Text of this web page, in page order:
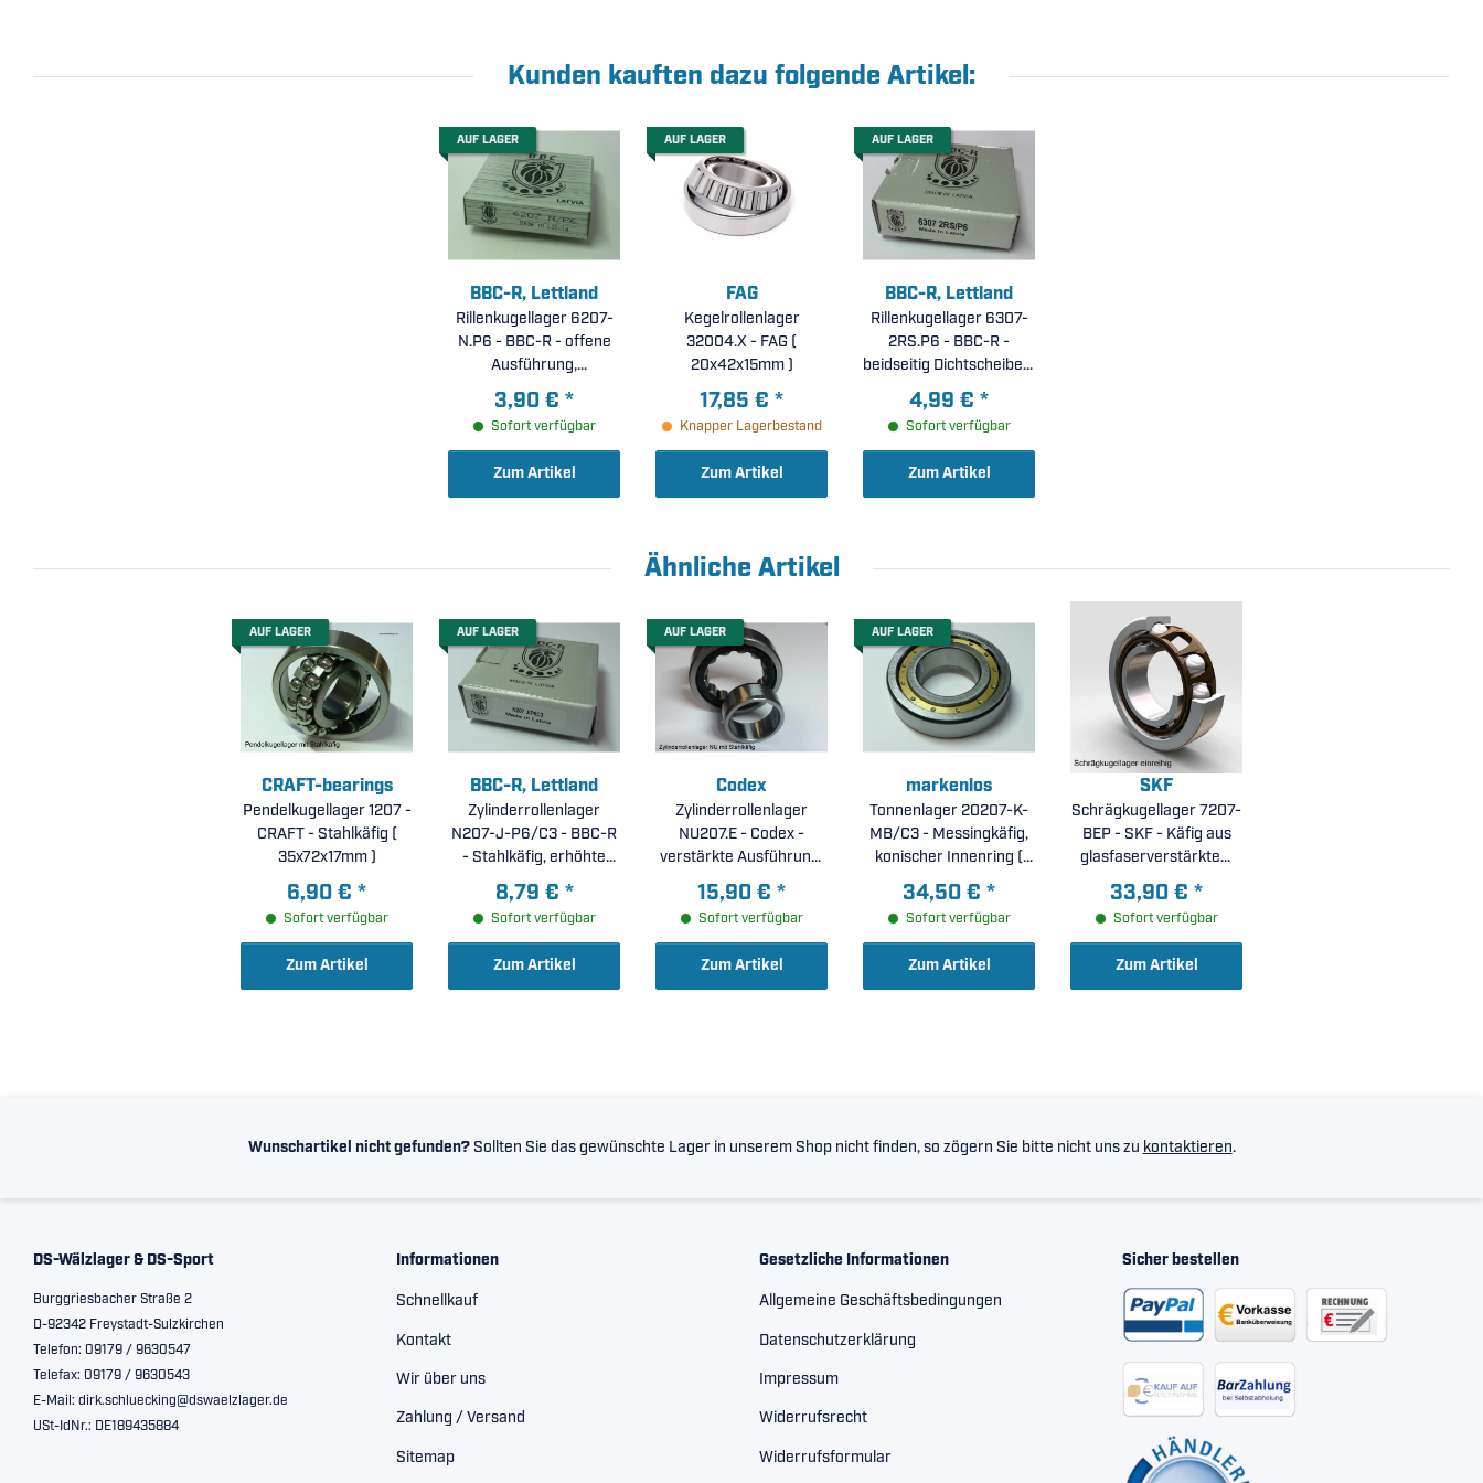
Kunden kauften dazu folgende Artikel:
AUF LAGER
BBC-R, Lettland
Rillenkugellager 6207-
N.P6 - BBC-R - offene
Ausführung,
umlaufende Ringnut im
Außenring, erhöhte
Laufgenauigkeit P6 (
35x72x17mm )
3,90 € *
Sofort verfügbar
Zum Artikel
AUF LAGER
FAG
Kegelrollenlager
32004.X - FAG (
20x42x15mm )
17,85 € *
Knapper Lagerbestand
Zum Artikel
AUF LAGER
BBC-R, Lettland
Rillenkugellager 6307-
2RS.P6 - BBC-R -
beidseitig Dichtscheiben,
erhöhte
Laufgenauigkeit P6 (
35x80x21mm )
4,99 € *
Sofort verfügbar
Zum Artikel
Ähnliche Artikel
AUF LAGER
CRAFT-bearings
Pendelkugellager 1207 -
CRAFT - Stahlkäfig (
35x72x17mm )
6,90 € *
Sofort verfügbar
Zum Artikel
AUF LAGER
BBC-R, Lettland
Zylinderrollenlager
N207-J-P6/C3 - BBC-R
- Stahlkäfig, erhöhte
Laufgenauigkeit P6,
erhöhte radiale
Lagerluft C3 (
35x72x17mm )
8,79 € *
Sofort verfügbar
Zum Artikel
AUF LAGER
Codex
Zylinderrollenlager
NU207.E - Codex -
verstärkte Ausführung,
Stahlkäfig ( 35x72x17mm
)
15,90 € *
Sofort verfügbar
Zum Artikel
AUF LAGER
markenlos
Tonnenlager 20207-K-
MB/C3 - Messingkäfig,
konischer Innenring (
35x72x17mm )
34,50 € *
Sofort verfügbar
Zum Artikel
SKF
Schrägkugellager 7207-
BEP - SKF - Käfig aus
glasfaserverstärktem
Polyamid, verstärkte
Ausführung,
Berührungswinkel 40° (
35x72x17mm )
33,90 € *
Sofort verfügbar
Zum Artikel
Wunschartikel nicht gefunden?Sollten Sie das gewünschte Lager in unserem Shop nicht finden, so zögern Sie bitte nicht uns zu kontaktieren.
DS-Wälzlager & DS-Sport
Burggriesbacher Straße 2
D-92342 Freystadt-Sulzkirchen
Telefon: 09179 / 9630547
Telefax: 09179 / 9630543
E-Mail: dirk.schluecking@dswaelzlager.de
USt-IdNr.: DE189435884
Informationen
Schnellkauf
Kontakt
Wir über uns
Zahlung / Versand
Sitemap
Gesetzliche Informationen
Allgemeine Geschäftsbedingungen
Datenschutzerklärung
Impressum
Widerrufsrecht
Widerrufsformular
Sicher bestellen